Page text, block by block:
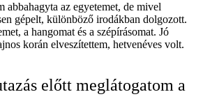
abbahagyta az egyetemet, de mivel
gépelt, különböző irodákban dolgozott.
a hangomat és a szépírásomat. Jó
korán elveszítettem, hetvenéves volt.
előtt meglátogatom a